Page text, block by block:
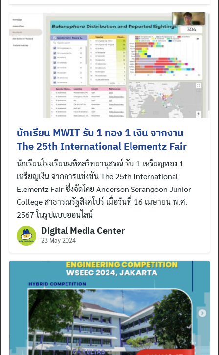
นักเรียน MWIT รับ 1 ทอง 1 เงิน จากงาน
The 25th International Elementz Fair
นักเรียนโรงเรียนมหิดลวิทยานุสรณ์ รับ 1 เหรียญทอง 1
เหรียญเงิน จากการแข่งขัน The 25th International
Elementz Fair ซึ่งจัดโดย Anderson Serangoon Junior
College สาธารณรัฐสิงคโปร์ เมื่อวันที่ 16 เมษายน พ.ศ.
2567 ในรูปแบบออนไลน์
Digital Media Center
23 May 2024